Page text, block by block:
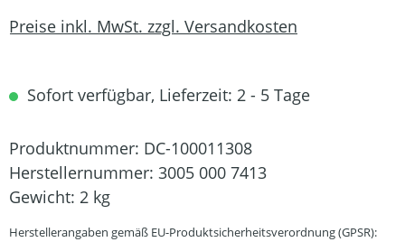
Preise inkl. MwSt. zzgl. Versandkosten
Sofort verfügbar, Lieferzeit: 2 - 5 Tage
Produktnummer: DC-100011308
Herstellernummer: 3005 000 7413
Gewicht: 2 kg
Herstellerangaben gemäß EU-Produktsicherheitsverordnung (GPSR):